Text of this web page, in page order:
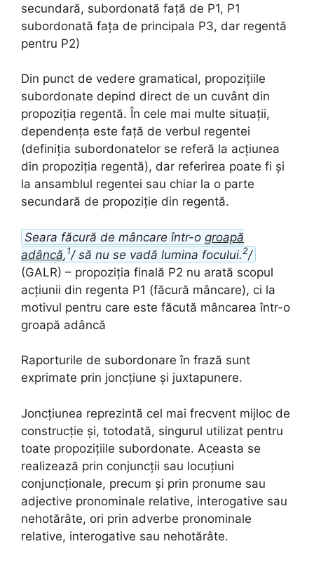
secundară, subordonată față de P1, P1
subordonată fața de principala P3, dar regentă
pentru P2)
Din punct de vedere gramatical, propozițiile
subordonate depind direct de un cuvânt din
propoziția regentă. În cele mai multe situații,
dependența este față de verbul regentei
(definiția subordonatelor se referă la acțiunea
din propoziția regentă), dar referirea poate fi și
la ansamblul regentei sau chiar la o parte
secundară de propoziție din regentă.
Seara făcură de mâncare într-o groapă
adâncă,1/ să nu se vadă lumina focului.2/
(GALR) – propoziția finală P2 nu arată scopul
acțiunii din regenta P1 (făcură mâncare), ci la
motivul pentru care este făcută mâncarea într-o
groapă adâncă
Raporturile de subordonare în frază sunt
exprimate prin joncțiune și juxtapunere.
Joncțiunea reprezintă cel mai frecvent mijloc de
construcție și, totodată, singurul utilizat pentru
toate propozițiile subordonate. Aceasta se
realizează prin conjuncții sau locuțiuni
conjuncționale, precum și prin pronume sau
adjective pronominale relative, interogative sau
nehotărâte, ori prin adverbe pronominale
relative, interogative sau nehotărâte.